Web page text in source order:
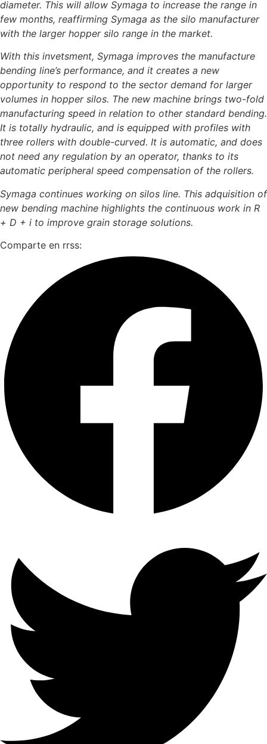
diameter. This will allow Symaga to increase the range in
few months, reaffirming Symaga as the silo manufacturer
with the larger hopper silo range in the market.
With this invetsment, Symaga improves the manufacture
bending line’s performance, and it creates a new
opportunity to respond to the sector demand for larger
volumes in hopper silos. The new machine brings two-fold
manufacturing speed in relation to other standard bending.
It is totally hydraulic, and is equipped with profiles with
three rollers with double-curved. It is automatic, and does
not need any regulation by an operator, thanks to its
automatic peripheral speed compensation of the rollers.
Symaga continues working on silos line. This adquisition of
new bending machine highlights the continuous work in R
+ D + i to improve grain storage solutions.
Comparte en rrss: